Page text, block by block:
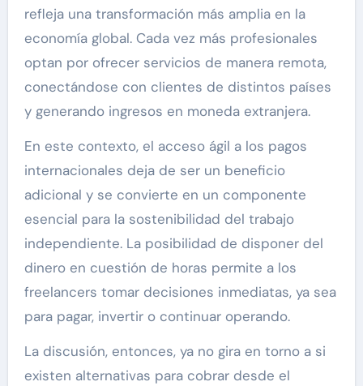
refleja una transformación más amplia en la
economía global. Cada vez más profesionales
optan por ofrecer servicios de manera remota,
conectándose con clientes de distintos países
y generando ingresos en moneda extranjera.
En este contexto, el acceso ágil a los pagos
internacionales deja de ser un beneficio
adicional y se convierte en un componente
esencial para la sostenibilidad del trabajo
independiente. La posibilidad de disponer del
dinero en cuestión de horas permite a los
freelancers tomar decisiones inmediatas, ya sea
para pagar, invertir o continuar operando.
La discusión, entonces, ya no gira en torno a si
existen alternativas para cobrar desde el